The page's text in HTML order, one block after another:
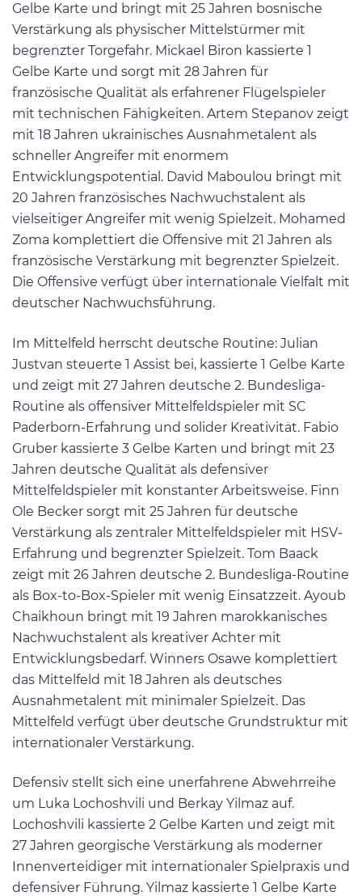
Gelbe Karte und bringt mit 25 Jahren bosnische
Verstärkung als physischer Mittelstürmer mit
begrenzter Torgefahr. Mickael Biron kassierte 1
Gelbe Karte und sorgt mit 28 Jahren für
französische Qualität als erfahrener Flügelspieler
mit technischen Fähigkeiten. Artem Stepanov zeigt
mit 18 Jahren ukrainisches Ausnahmetalent als
schneller Angreifer mit enormem
Entwicklungspotential. David Maboulou bringt mit
20 Jahren französisches Nachwuchstalent als
vielseitiger Angreifer mit wenig Spielzeit. Mohamed
Zoma komplettiert die Offensive mit 21 Jahren als
französische Verstärkung mit begrenzter Spielzeit.
Die Offensive verfügt über internationale Vielfalt mit
deutscher Nachwuchsführung.
Im Mittelfeld herrscht deutsche Routine: Julian
Justvan steuerte 1 Assist bei, kassierte 1 Gelbe Karte
und zeigt mit 27 Jahren deutsche 2. Bundesliga-
Routine als offensiver Mittelfeldspieler mit SC
Paderborn-Erfahrung und solider Kreativität. Fabio
Gruber kassierte 3 Gelbe Karten und bringt mit 23
Jahren deutsche Qualität als defensiver
Mittelfeldspieler mit konstanter Arbeitsweise. Finn
Ole Becker sorgt mit 25 Jahren für deutsche
Verstärkung als zentraler Mittelfeldspieler mit HSV-
Erfahrung und begrenzter Spielzeit. Tom Baack
zeigt mit 26 Jahren deutsche 2. Bundesliga-Routine
als Box-to-Box-Spieler mit wenig Einsatzzeit. Ayoub
Chaikhoun bringt mit 19 Jahren marokkanisches
Nachwuchstalent als kreativer Achter mit
Entwicklungsbedarf. Winners Osawe komplettiert
das Mittelfeld mit 18 Jahren als deutsches
Ausnahmetalent mit minimaler Spielzeit. Das
Mittelfeld verfügt über deutsche Grundstruktur mit
internationaler Verstärkung.
Defensiv stellt sich eine unerfahrene Abwehrreihe
um Luka Lochoshvili und Berkay Yilmaz auf.
Lochoshvili kassierte 2 Gelbe Karten und zeigt mit
27 Jahren georgische Verstärkung als moderner
Innenverteidiger mit internationaler Spielpraxis und
defensiver Führung. Yilmaz kassierte 1 Gelbe Karte